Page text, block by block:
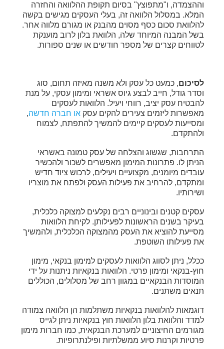
וההצמדה, ו"מתפוצץ" בסיום תקופת ההלוואה והחזרה
המלא. במסלול הלוואה זה, בעלי העסקים מגישים בקשה
להלוואת סכום כסף מסוים מהבנק או מגורם מלווה אחר.
בשל המבנה המיוחד שלה, הלוואת בלון לרוב מוענקת
לטווחים קצרים של מספר חודשים או שנים ספורות.
לסיכום, כמעט כל עסק ולא משנה מאיזה תחום, סוג
וסדר גודל, חייב לבצע גיוס אשראי ומימון עסקי, על מנת
להבטיח עסק יציב, רווחי ויעיל. הלוואות לעסקים
מאפשרות ליזמים צעירים להקים עסק או חברה חדשה,
ומסייעות לעסקים קיימים להמשיך להתפתח, לצמוח
ולהתקדם.
התרחבות, שגשוג והצלחה של עסק טמונה באשראי
הניתן לו. פתרונות המימון מאפשרים לשכור ולהכשיר
עובדים מיומנים, מקצועיים ויעילים, לרכוש ציוד חדיש
ומתקדם, להרחיב את פעילות העסק ולפתח את מוצריו
ושירותיו.
עסקים קטנים ובינוניים רבים נקלעים למצוקה כלכלית,
בעיקר בשנים הראשונות לפעילותן. לקיחת הלוואות
מסייעת להוציא את העסק מהמצוקה הכלכלית, ולהמשיך
את פעילותו השוטפת.
ככלל, ניתן לסווג הלוואות לעסקים למימון בנקאי, מימון
חוץ-בנקאי ומימון פרטי. הלוואות בנקאיות ניתנות על ידי
המוסדות הבנקאיים במגוון רחב של מסלולים, הכוללים
תנאים משתנים.
דוגמאות להלוואות בנקאיות משתלמות הן הלוואה צמודה
למדד והלוואת בלון הלוואות חוץ בנקאיות ניתן לגייס
מגורמים החיצוניים למערכת הבנקאית, כמו חברות מימון
פרטיות וקרנות סיוע ממשלתיות ופילנתרופיות.